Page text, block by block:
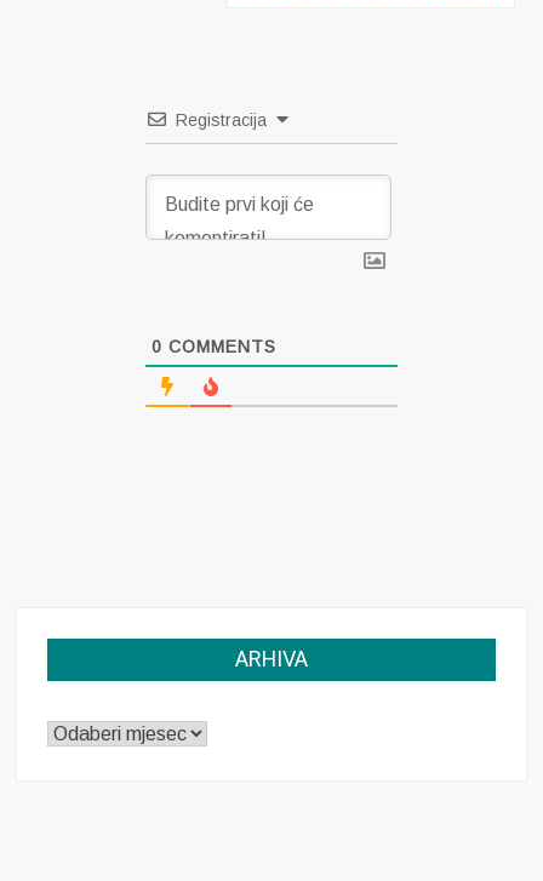
Registracija
0 COMMENTS
ARHIVA
ARHIVA